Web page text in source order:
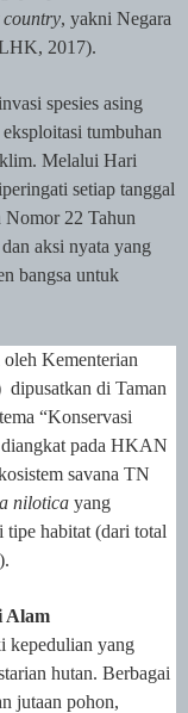
country, yakni Negara
2017).
spesies asing
tumbuhan
Melalui Hari
setiap tanggal
Nomor 22 Tahun
aksi nyata yang
bangsa untuk
oleh Kementerian
di Taman
“Konservasi
pada HKAN
savana TN
nilotica yang
tipe habitat (dari total
Alam
kepedulian yang
hutan. Berbagai
jutaan pohon,